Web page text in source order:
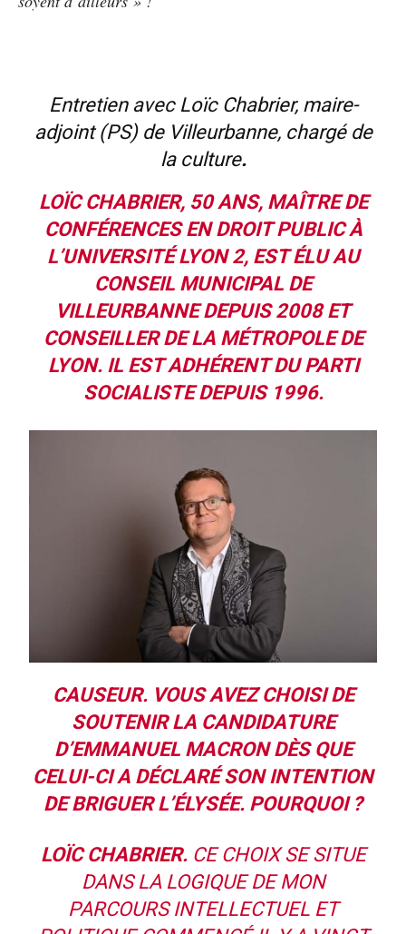
Entretien avec Loïc Chabrier, maire-
adjoint (PS) de Villeurbanne, chargé de
la culture.
LOÏC CHABRIER, 50 ANS, MAÎTRE DE
CONFÉRENCES EN DROIT PUBLIC À
L’UNIVERSITÉ LYON 2, EST ÉLU AU
CONSEIL MUNICIPAL DE
VILLEURBANNE DEPUIS 2008 ET
CONSEILLER DE LA MÉTROPOLE DE
LYON. IL EST ADHÉRENT DU PARTI
SOCIALISTE DEPUIS 1996.
CAUSEUR. VOUS AVEZ CHOISI DE
SOUTENIR LA CANDIDATURE
D’EMMANUEL MACRON DÈS QUE
CELUI-CI A DÉCLARÉ SON INTENTION
DE BRIGUER L’ÉLYSÉE. POURQUOI ?
LOÏC CHABRIER. CE CHOIX SE SITUE
DANS LA LOGIQUE DE MON
PARCOURS INTELLECTUEL ET